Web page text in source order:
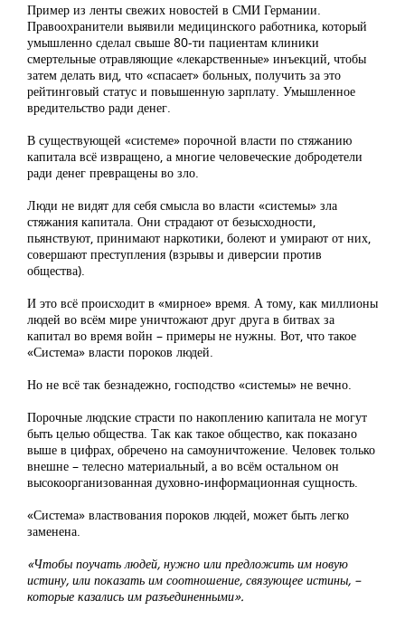
Пример из ленты свежих новостей в СМИ Германии.
Правоохранители выявили медицинского работника, который
умышленно сделал свыше 80-ти пациентам клиники
смертельные отравляющие «лекарственные» инъекций, чтобы
затем делать вид, что «спасает» больных, получить за это
рейтинговый статус и повышенную зарплату. Умышленное
вредительство ради денег.
В существующей «системе» порочной власти по стяжанию
капитала всё извращено, а многие человеческие добродетели
ради денег превращены во зло.
Люди не видят для себя смысла во власти «системы» зла
стяжания капитала. Они страдают от безысходности,
пьянствуют, принимают наркотики, болеют и умирают от них,
совершают преступления (взрывы и диверсии против
общества).
И это всё происходит в «мирное» время. А тому, как миллионы
людей во всём мире уничтожают друг друга в битвах за
капитал во время войн – примеры не нужны. Вот, что такое
«Система» власти пороков людей.
Но не всё так безнадежно, господство «системы» не вечно.
Порочные людские страсти по накоплению капитала не могут
быть целью общества. Так как такое общество, как показано
выше в цифрах, обречено на самоуничтожение. Человек только
внешне – телесно материальный, а во всём остальном он
высокоорганизованная духовно-информационная сущность.
«Система» властвования пороков людей, может быть легко
заменена.
«Чтобы поучать людей, нужно или предложить им новую
истину, или показать им соотношение, связующее истины, –
которые казались им разъединенными».